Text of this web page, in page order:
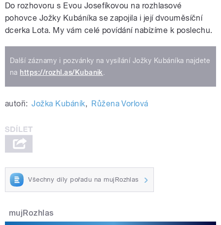
Do rozhovoru s Evou Josefíkovou na rozhlasové
pohovce Jožky Kubáníka se zapojila i její dvouměsíční
dcerka Lota. My vám celé povídání nabízíme k poslechu.
Další záznamy i pozvánky na vysílání Jožky Kubáníka najdete
na https://rozhl.as/Kubanik.
autoři: Jožka Kubáník, Růžena Vorlová
Všechny díly pořadu na mujRozhlas
mujRozhlas